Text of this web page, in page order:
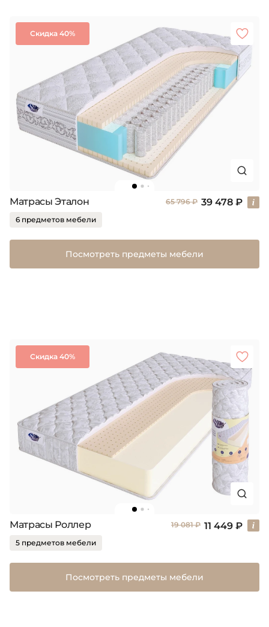
Скидка 40%
Матрасы Эталон 65 796 ₽ 39 478 ₽
6 предметов мебели
Посмотреть предметы мебели
Скидка 40%
Матрасы Роллер 19 081 ₽ 11 449 ₽
5 предметов мебели
Посмотреть предметы мебели